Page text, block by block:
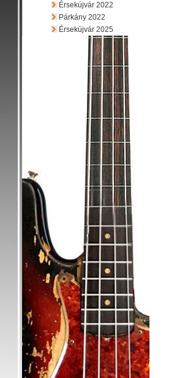
Érsekújvár 2022
Párkány 2022
Érsekújvár 2025